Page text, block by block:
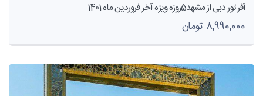
آفر تور دبی از مشهد5روزه ویژه آخر فروردین ماه 1401
8,990,000 تومان